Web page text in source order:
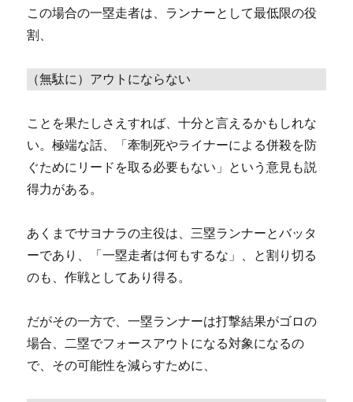
この場合の一塁走者は、ランナーとして最低限の役
割、
（無駄に）アウトにならない
ことを果たしさえすれば、十分と言えるかもしれな
い。極端な話、「牽制死やライナーによる併殺を防
ぐためにリードを取る必要もない」という意見も説
得力がある。
あくまでサヨナラの主役は、三塁ランナーとバッタ
ーであり、「一塁走者は何もするな」、と割り切る
のも、作戦としてあり得る。
だがその一方で、一塁ランナーは打撃結果がゴロの
場合、二塁でフォースアウトになる対象になるの
で、その可能性を減らすために、